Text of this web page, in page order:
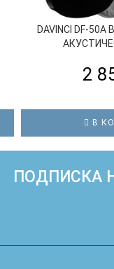
DAVINCI DF-50A
2
В
ПОДПИСКА